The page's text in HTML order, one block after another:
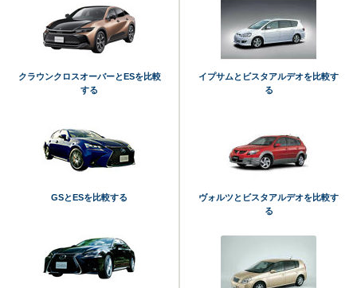
クラウンクロスオーバーとESを比較
する
GSとESを比較する
イプサムとビスタアルデオを比較す
る
ヴォルツとビスタアルデオを比較す
る